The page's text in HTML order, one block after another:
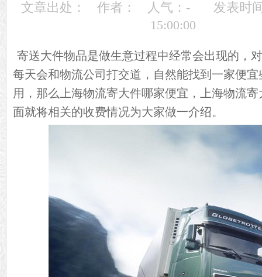
文章出处： 作者： 人气： -
发表时
15:00:00
寄送大件物品是做生意过程中经常会出现的，
每天会和物流公司打交道，自然能找到一家便
用，那么上海物流寄大件哪家便宜，上海物流
面就将相关的收费情况为大家做一介绍。